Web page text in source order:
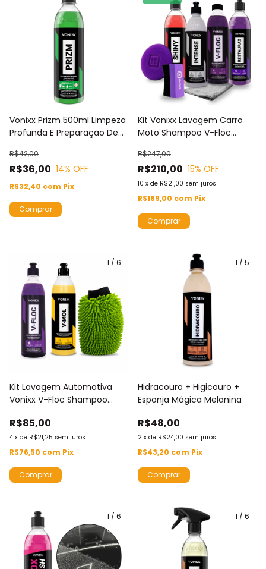
Vonixx Prizm 500ml Limpeza
Profunda E Preparação De
Marcas De Chuva Ácida
R$36,00
R$42,00
14% OFF
R$32,40 com Pix
Kit Vonixx Lavagem Carro
Moto Shampoo V-Floc
Intense E Restaurax
Renovador Pneus Shiny
Aplicadores
R$210,00
R$247,00
15% OFF
10 x de R$21,00 sem juros
R$189,00 com Pix
1 / 6
Kit Lavagem Automotiva
Vonixx V-Floc Shampoo
Desincrustante + Luva
Chenille - 500ml
R$85,00
4 x de R$21,25 sem juros
R$76,50 com Pix
1 / 5
Hidracouro + Higicouro +
Esponja Mágica Melanina
R$48,00
2 x de R$24,00 sem juros
R$43,20 com Pix
1 / 6 1 / 6